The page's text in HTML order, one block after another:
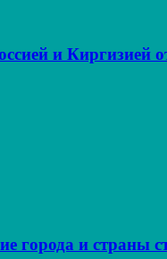
и Киргизией
города и страны